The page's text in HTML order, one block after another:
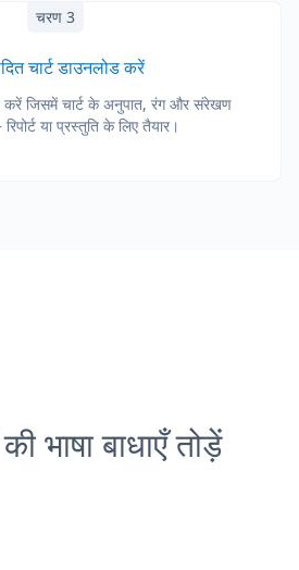
चरण 3
चार्ट डाउनलोड करें
करें जिसमें चार्ट के अनुपात, रंग और संरेखण
या प्रस्तुति के लिए तैयार।
भाषा बाधाएँ तोड़ें